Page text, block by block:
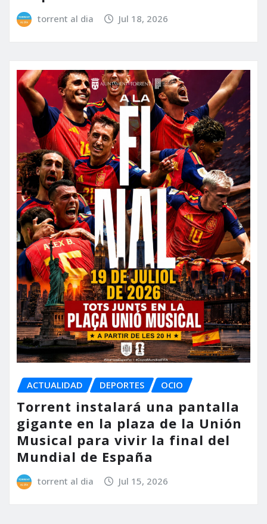
torrent al dia Jul 18, 2026
ACTUALIDAD DEPORTES OCIO
Torrent instalará una pantalla
gigante en la plaza de la Unión
Musical para vivir la final del
Mundial de España
torrent al dia Jul 15, 2026